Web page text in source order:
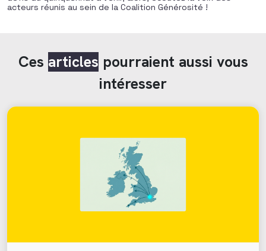
acteurs réunis au sein de la Coalition Générosité !
Ces articles pourraient aussi vous
intéresser